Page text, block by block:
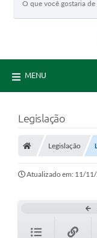
MENU
Legislação
Legislação
Atualizado em: 11/